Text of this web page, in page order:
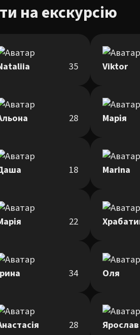
на екскурсію
35 Viktor
28 Марія
18 Marina
22
34 Оля
28 Ярослав